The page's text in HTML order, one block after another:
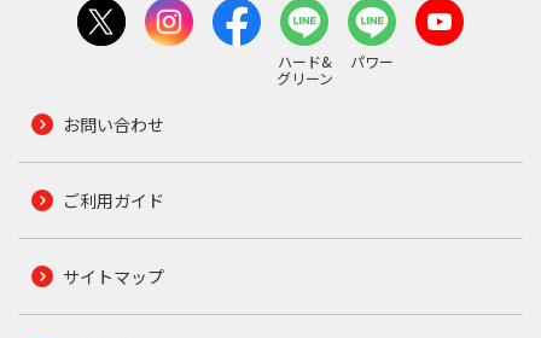
ハード&
グリーン
パワー
お問い合わせ
ご利用ガイド
サイトマップ